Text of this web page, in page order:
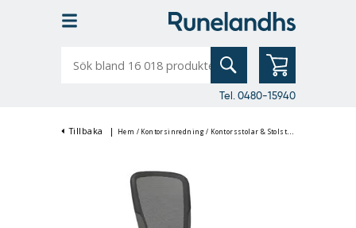
bland
Tel. 0480-15940
Tillbaka | Hem / Kontorsinredning / Kontorsstolar & Stolstillbehör